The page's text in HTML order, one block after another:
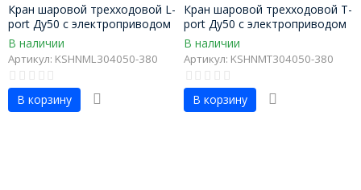
Кран шаровой трехходовой L-
port Ду50 с электроприводом
В наличии
Артикул: KSHNML304050-380
В корзину
Кран шаровой трехходовой T-
port Ду50 с электроприводом
В наличии
Артикул: KSHNMT304050-380
В корзину